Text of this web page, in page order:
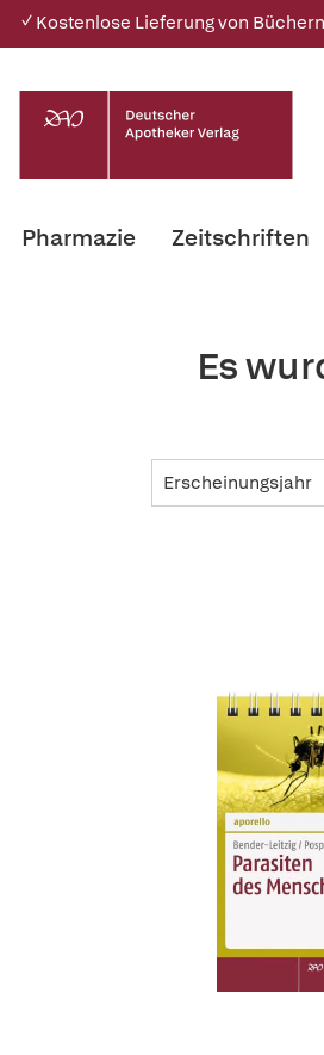
✓ Kostenlose Lieferung von
Pharmazie Zeitschriften
Es
Erscheinungsjahr